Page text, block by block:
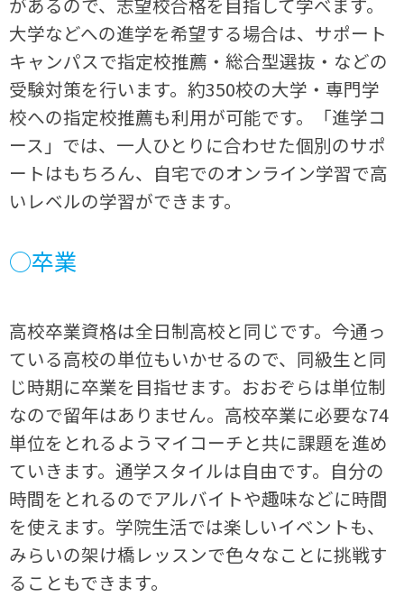
大学などへの進学を希望する場合は、サポート
キャンパスで指定校推薦・総合型選抜・などの
受験対策を行います。約350校の大学・専門学
校への指定校推薦も利用が可能です。「進学コ
ース」では、一人ひとりに合わせた個別のサポ
ートはもちろん、自宅でのオンライン学習で高
いレベルの学習ができます。
○卒業
高校卒業資格は全日制高校と同じです。今通っ
ている高校の単位もいかせるので、同級生と同
じ時期に卒業を目指せます。おおぞらは単位制
なので留年はありません。高校卒業に必要な74
単位をとれるようマイコーチと共に課題を進め
ていきます。通学スタイルは自由です。自分の
時間をとれるのでアルバイトや趣味などに時間
を使えます。学院生活では楽しいイベントも、
みらいの架け橋レッスンで色々なことに挑戦す
ることもできます。